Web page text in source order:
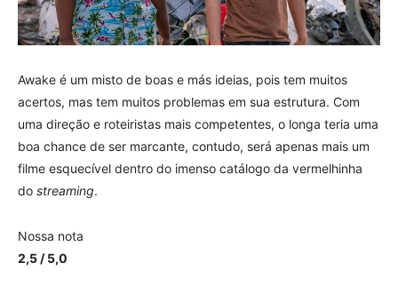
Awake é um misto de boas e más ideias, pois tem muitos
acertos, mas tem muitos problemas em sua estrutura. Com
uma direção e roteiristas mais competentes, o longa teria uma
boa chance de ser marcante, contudo, será apenas mais um
filme esquecível dentro do imenso catálogo da vermelhinha
do streaming.
Nossa nota
2,5 / 5,0